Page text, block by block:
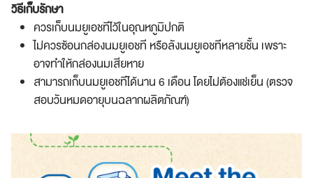
วิธีเก็บรักษา
ควรเก็บนมยูเอชทีไว้ในอุณหภูมิปกติ
ไม่ควรซ้อนกล่องนมยูเอชที หรือลังนมยูเอชทีหลายชั้น เพราะ
อาจทำให้กล่องนมเสียหาย
สามารถเก็บนมยูเอชทีได้นาน 6 เดือน โดยไม่ต้องแช่เย็น (ตรวจ
สอบวันหมดอายุบนฉลากผลิตภัณฑ์)